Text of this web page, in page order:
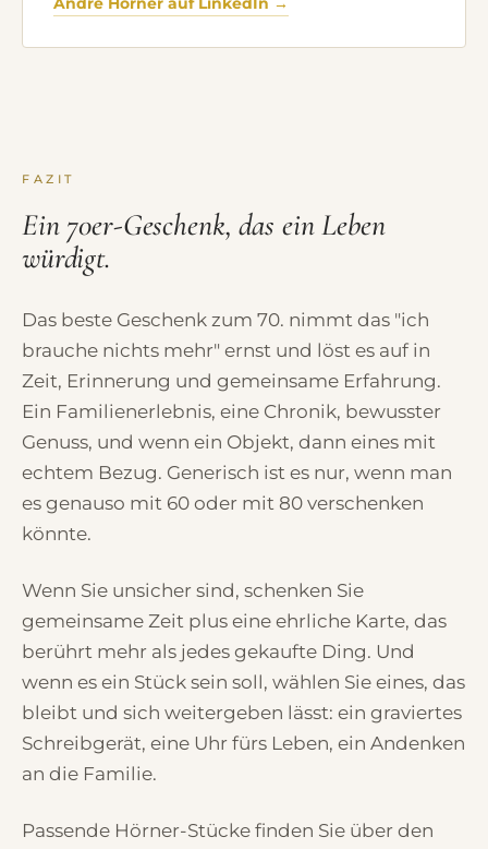
FAZIT
Ein 70er-Geschenk, das ein Leben
würdigt.
Das beste Geschenk zum 70. nimmt das "ich
brauche nichts mehr" ernst und löst es auf in
Zeit, Erinnerung und gemeinsame Erfahrung.
Ein Familienerlebnis, eine Chronik, bewusster
Genuss, und wenn ein Objekt, dann eines mit
echtem Bezug. Generisch ist es nur, wenn man
es genauso mit 60 oder mit 80 verschenken
könnte.
Wenn Sie unsicher sind, schenken Sie
gemeinsame Zeit plus eine ehrliche Karte, das
berührt mehr als jedes gekaufte Ding. Und
wenn es ein Stück sein soll, wählen Sie eines, das
bleibt und sich weitergeben lässt: ein graviertes
Schreibgerät, eine Uhr fürs Leben, ein Andenken
an die Familie.
Passende Hörner-Stücke finden Sie über den